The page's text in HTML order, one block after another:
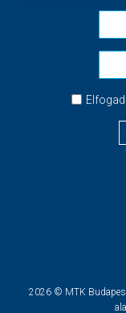
2026 © MTK